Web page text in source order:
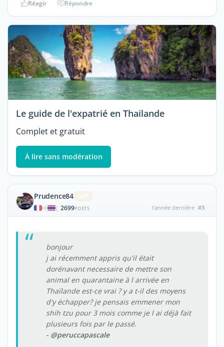
Réagir Répondre
Le guide de l'expatrié en Thailande
Complet et gratuit
À lire sans modération
Prudence84
| 2699POSTS l'année dernière #3
bonjour
j ai récemment appris qu'il était
dorénavant necessaire de mettre son
animal en quarantaine à l arrivée en
Thaïlande est-ce vrai ? y a t-il des moyens
d'y échapper? je pensais emmener mon
shih tzu pour 3 mois comme je l ai déjà fait
plusieurs fois par le passé.
- @peruccapascale